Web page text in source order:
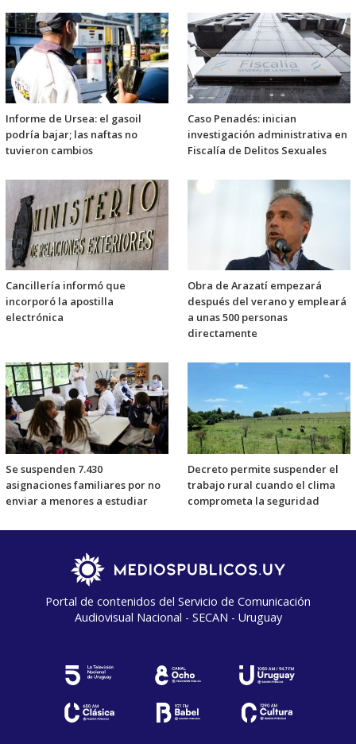
Informe de Ursea: el gasoil
podría bajar; las naftas no
tuvieron cambios
Caso Penadés: inician
investigación administrativa en
Fiscalía de Delitos Sexuales
Cancillería informó que
incorporó la apostilla
electrónica
Obra de Arazatí empezará
después del verano y empleará
a unas 500 personas
directamente
Se suspenden 7.430
asignaciones familiares por no
enviar a menores a estudiar
Decreto permite suspender el
trabajo rural cuando el clima
comprometa la seguridad
Portal de contenidos del Servicio de Comunicación
Audiovisual Nacional - SECAN - Uruguay